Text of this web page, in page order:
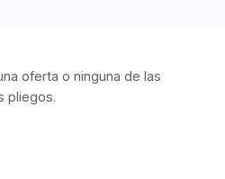
oferta o ninguna de las
pliegos.